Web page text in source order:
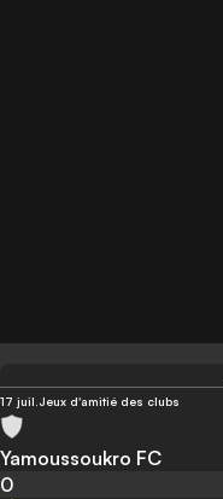
17 juil.Jeux d'amitié des clubs
Yamoussoukro FC
0